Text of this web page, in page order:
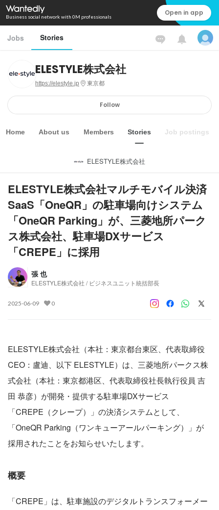
Business social network with 0M professionals Open in app
Jobs Stories
ELESTYLE株式会社
https://elestyle.jp 東京都
Follow
Home About us Members Stories Job postings
ELESTYLE株式会社
ELESTYLE株式会社マルチモバイル決済
SaaS「OneQR」の駐車場向けシステム
「OneQR Parking」が、三菱地所パーク
ス株式会社、駐車場DXサービス
「CREPE」に採用
張 也
ELESTYLE株式会社 / ビジネスユニット統括部長
2025-06-09 0
ELESTYLE株式会社（本社：東京都台東区、代表取締役
CEO：盧迪、以下 ELESTYLE）は、三菱地所パークス株
式会社（本社：東京都港区、代表取締役社長執行役員 吉
田 恭彦）が開発・提供する駐車場DXサービス
「CREPE（クレープ）」の決済システムとして、
「OneQR Parking（ワンキューアールパーキング）」が
採用されたことをお知らせいたします。
概要
「CREPE」は、駐車施設のデジタルトランスフォーメー